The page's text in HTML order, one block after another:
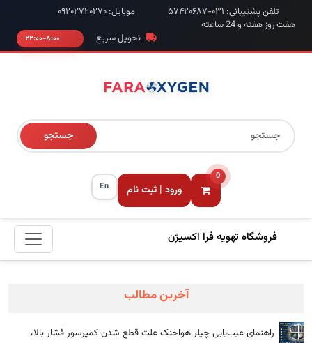
تلفن پشتیبانی: ۰۳۱-۵۷۴۲۰۶۸۷
موبایل: ۰۹۲۰۲۷۲۰۲۷۰
هفت روز هفته و 24 ساعته
تحویل سریع
جستجو
0
ورود | ثبت نام En
فروشگاه تهویه فرا اکسیژن
آخرین مطالب
راهنمای عیب‌یابی چیلر هواخنک علت قطع شدن کمپرسور فشار بالا،